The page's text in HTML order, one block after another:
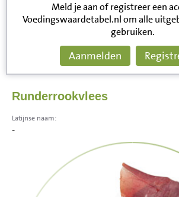
Meld je aan of registreer een
Voedingswaardetabel.nl om alle
gebruiken.
Aanmelden
Runderrookvlees
Latijnse naam:
-